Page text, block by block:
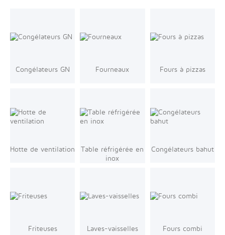
Congélateurs GN Fourneaux Fours à pizzas
Hotte de ventilation
Table réfrigérée en
inox
Congélateurs bahut
Friteuses Laves-vaisselles Fours combi